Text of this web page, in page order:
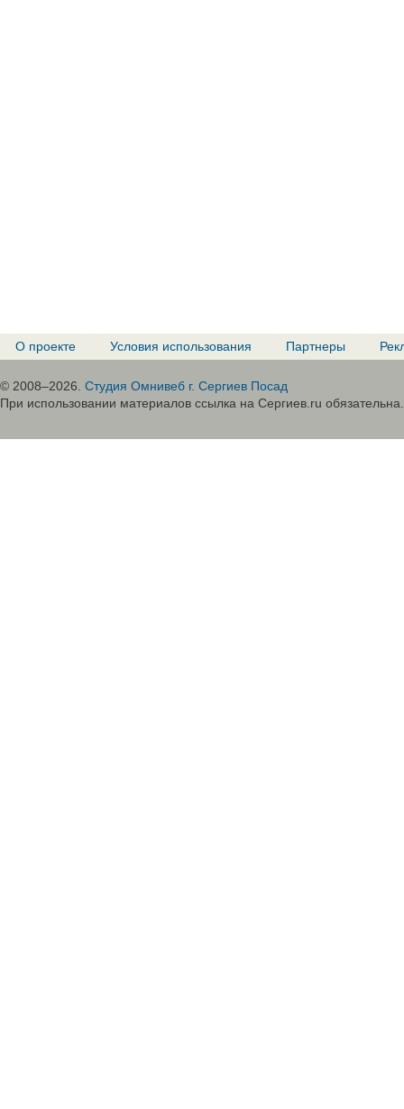
О проекте Условия использования Партнеры
© 2008–2026. Студия Омнивеб г. Сергиев Посад
При использовании материалов ссылка на Сергиев.ru обязательна.